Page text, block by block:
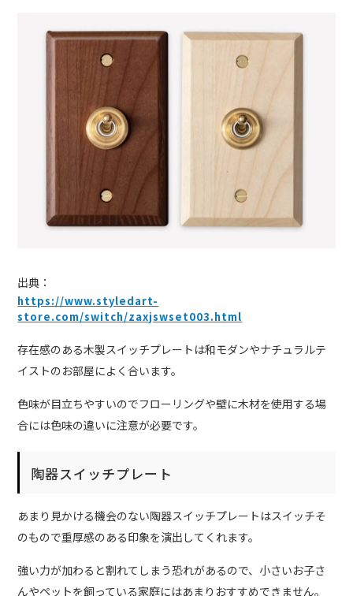
出典：
https://www.styledart-
store.com/switch/zaxjswset003.html
存在感のある木製スイッチプレートは和モダンやナチュラルテ
イストのお部屋によく合います。
色味が目立ちやすいのでフローリングや壁に木材を使用する場
合には色味の違いに注意が必要です。
陶器スイッチプレート
あまり見かける機会のない陶器スイッチプレートはスイッチそ
のもので重厚感のある印象を演出してくれます。
強い力が加わると割れてしまう恐れがあるので、小さいお子さ
んやペットを飼っている家庭にはあまりおすすめできません。